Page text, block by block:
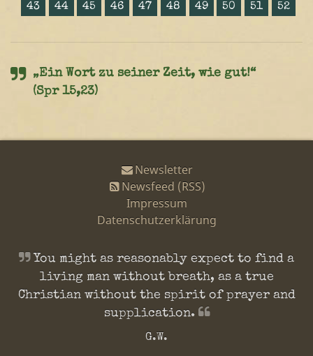
43 44 45 46 47 48 49 50 51 52
„Ein Wort zu seiner Zeit, wie gut!“
(Spr 15,23)
Newsletter
Newsfeed (RSS)
Impressum
Datenschutzerklärung
You might as reasonably expect to find a
living man without breath, as a true
Christian without the spirit of prayer and
supplication.
G.W.